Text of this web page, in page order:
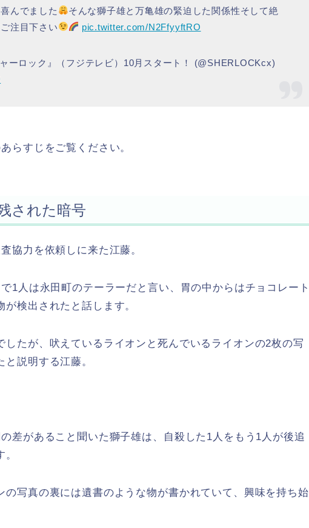
んでました
そんな獅子雄と万亀雄の緊迫した関係性そして絶
注目下さい
pic.twitter.com/N2FfyyftRO
ーロック』（フジテレビ）10月スタート！ (@SHERLOCKcx)
らすじをご覧ください。
された暗号
協力を依頼しに来た江藤。
1人は永田町のテーラーだと言い、胃の中からはチョコレート
検出されたと話します。
したが、吠えているライオンと死んでいるライオンの2枚の写
説明する江藤。
差があること聞いた獅子雄は、自殺した1人をもう1人が後追
の写真の裏には遺書のような物が書かれていて、興味を持ち始